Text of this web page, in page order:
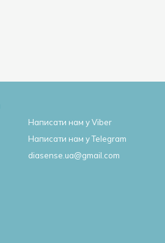
Написати нам у Viber
Написати нам у Telegram
diasense.ua@gmail.com